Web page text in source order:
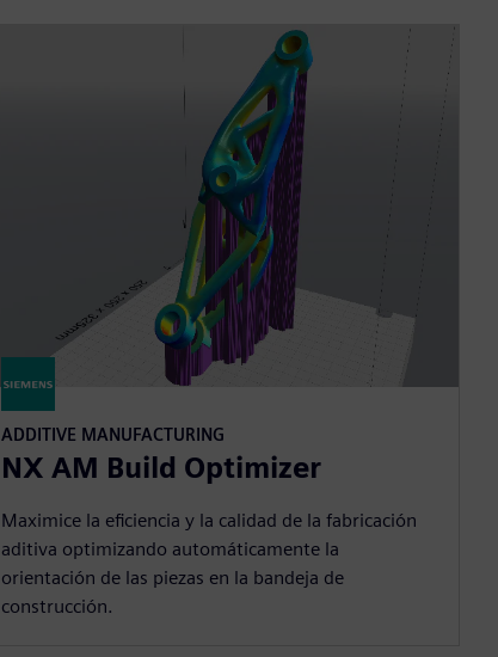
ADDITIVE MANUFACTURING
NX AM Build Optimizer
Maximice la eficiencia y la calidad de la fabricación
aditiva optimizando automáticamente la
orientación de las piezas en la bandeja de
construcción.